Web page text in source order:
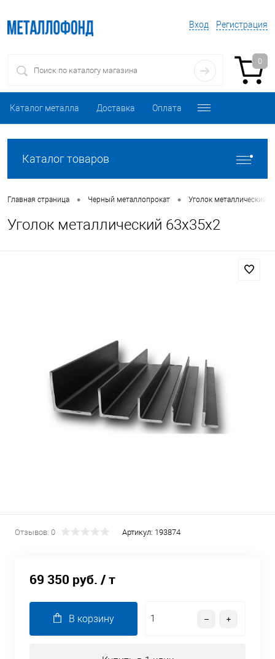
Вход Регистрация
0
Каталог металла Доставка Оплата
Каталог товаров
Главная страница • Черный металлопрокат • Уголок металлический
Уголок металлический 63х35х2
Отзывов: 0 Артикул: 193874
69 350 руб. / т
В корзину